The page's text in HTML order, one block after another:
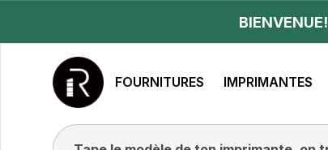
BIENVENUE!
FOURNITURES IMPRIMANTES